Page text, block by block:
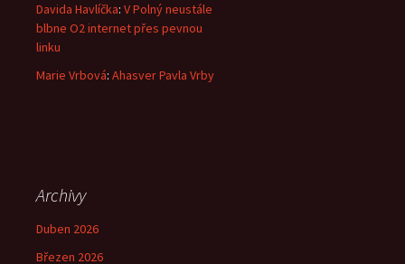
Davida Havlíčka: V Polný neustále
blbne O2 internet přes pevnou
linku
Marie Vrbová: Ahasver Pavla Vrby
Archivy
Duben 2026
Březen 2026